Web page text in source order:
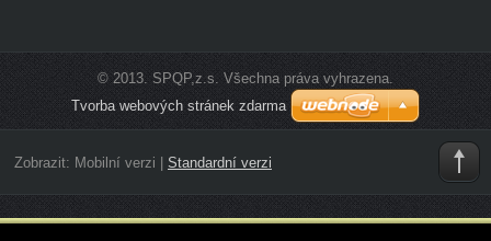
© 2013. SPQP,z.s. Všechna práva vyhrazena.
Tvorba webových stránek zdarma
Zobrazit: Mobilní verzi Standardní verzi